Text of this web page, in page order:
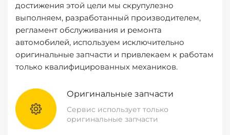
достижения этой цели мы скрупулезно
выполняем, разработанный производителем,
регламент обслуживания и ремонта
автомобилей, используем исключительно
оригинальные запчасти и привлекаем к работам
только квалифицированных механиков.
Оригинальные запчасти
Сервис использует только
оригинальные запчасти